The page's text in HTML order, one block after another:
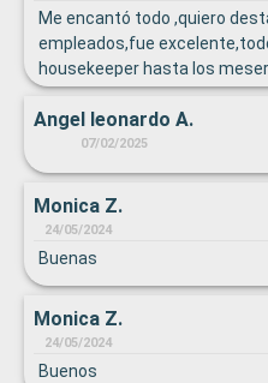
Me encantó todo ,quiero
empleados,fue
housekeeper hasta los
cliente de cualquier tipo
personal dan un trato
gusto
Angel leonardo A.
07/02/2025
Monica Z.
24/05/2024
Buenas
Monica Z.
24/05/2024
Buenos